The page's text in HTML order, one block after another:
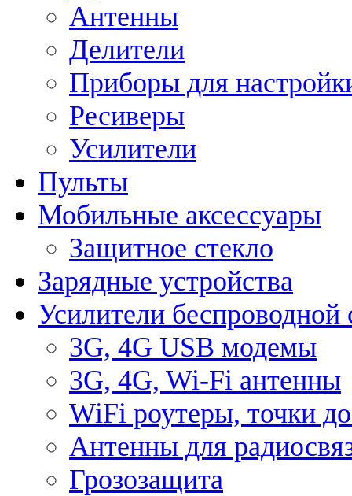
Антенны
Делители
Приборы для
Ресиверы
Усилители
Пульты
Мобильные аксессуары
Защитное стекло
Зарядные устройства
Усилители беспроводной
3G, 4G USB модемы
3G, 4G, Wi-Fi антенны
WiFi роутеры, точки
Антенны для
Грозозащита